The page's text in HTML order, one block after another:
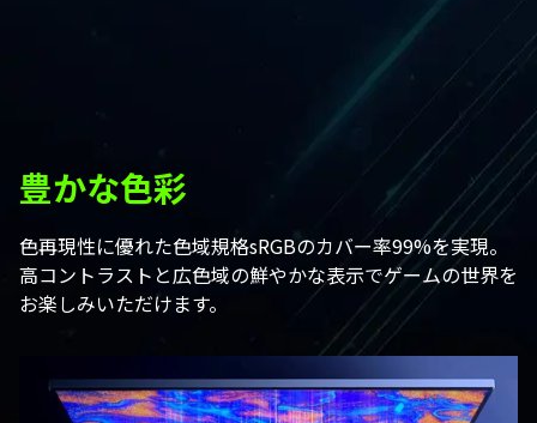
豊かな色彩
色再現性に優れた色域規格sRGBのカバー率99%を実現。
高コントラストと広色域の鮮やかな表示でゲームの世界を
お楽しみいただけます。